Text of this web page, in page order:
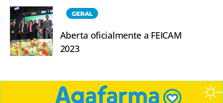
GERAL
Aberta oficialmente a FEICAM
2023